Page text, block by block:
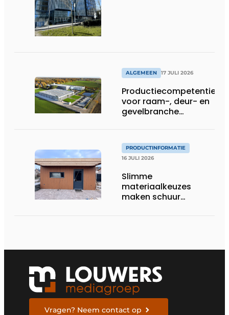
ALGEMEEN 17 JULI 2026
Productiecompetentie
voor raam-, deur- en
gevelbranche
PRODUCTINFORMATIE
16 JULI 2026
Slimme
materiaalkeuzes
maken schuur
Vragen? Neem contact op